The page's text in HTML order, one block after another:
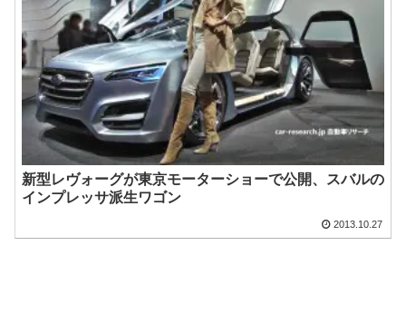
新型レヴォーグが東京モーターショーで公開、スバルの
インプレッサ派生ワゴン
2013.10.27